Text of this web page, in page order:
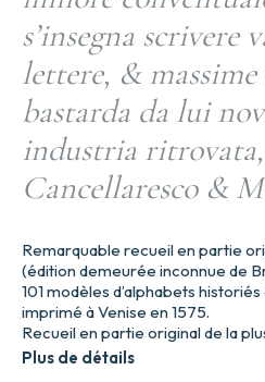
s’insegna scrivere
lettere, &
bastarda da lui
industria
Cancellaresco &
Remarquable recueil en partie
(édition demeurée inconnue de
101 modèles d’alphabets
imprimé à Venise en 1575.
Recueil en partie original de la
Plus de détails